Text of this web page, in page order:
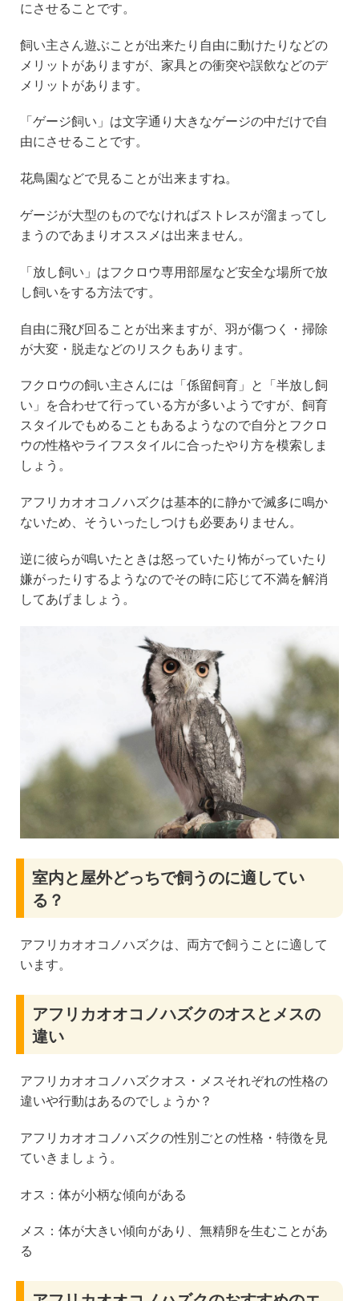
にさせることです。
飼い主さん遊ぶことが出来たり自由に動けたりなどの
メリットがありますが、家具との衝突や誤飲などのデ
メリットがあります。
「ゲージ飼い」は文字通り大きなゲージの中だけで自
由にさせることです。
花鳥園などで見ることが出来ますね。
ゲージが大型のものでなければストレスが溜まってし
まうのであまりオススメは出来ません。
「放し飼い」はフクロウ専用部屋など安全な場所で放
し飼いをする方法です。
自由に飛び回ることが出来ますが、羽が傷つく・掃除
が大変・脱走などのリスクもあります。
フクロウの飼い主さんには「係留飼育」と「半放し飼
い」を合わせて行っている方が多いようですが、飼育
スタイルでもめることもあるようなので自分とフクロ
ウの性格やライフスタイルに合ったやり方を模索しま
しょう。
アフリカオオコノハズクは基本的に静かで滅多に鳴か
ないため、そういったしつけも必要ありません。
逆に彼らが鳴いたときは怒っていたり怖がっていたり
嫌がったりするようなのでその時に応じて不満を解消
してあげましょう。
室内と屋外どっちで飼うのに適してい
る？
アフリカオオコノハズクは、両方で飼うことに適して
います。
アフリカオオコノハズクのオスとメスの
違い
アフリカオオコノハズクオス・メスそれぞれの性格の
違いや行動はあるのでしょうか？
アフリカオオコノハズクの性別ごとの性格・特徴を見
ていきましょう。
オス：体が小柄な傾向がある
メス：体が大きい傾向があり、無精卵を生むことがあ
る